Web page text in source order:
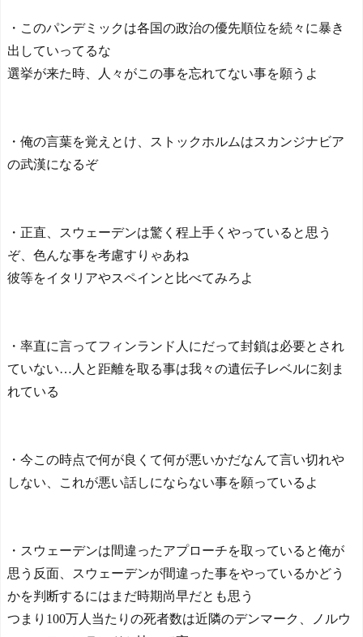
・このパンデミックは各国の政治の優先順位を続々に暴き
出していってるな
選挙が来た時、人々がこの事を忘れてない事を願うよ
・俺の言葉を覚えとけ、ストックホルムはスカンジナビア
の武漢になるぞ
・正直、スウェーデンは驚く程上手くやっていると思う
ぞ、色んな事を考慮すりゃあね
彼等をイタリアやスペインと比べてみろよ
・率直に言ってフィンランド人にだって封鎖は必要とされ
ていない…人と距離を取る事は我々の遺伝子レベルに刻ま
れている
・今この時点で何が良くて何が悪いかだなんて言い切れや
しない、これが悪い話しにならない事を願っているよ
・スウェーデンは間違ったアプローチを取っていると俺が
思う反面、スウェーデンが間違った事をやっているかどう
かを判断するにはまだ時期尚早だとも思う
つまり100万人当たりの死者数は近隣のデンマーク、ノルウ